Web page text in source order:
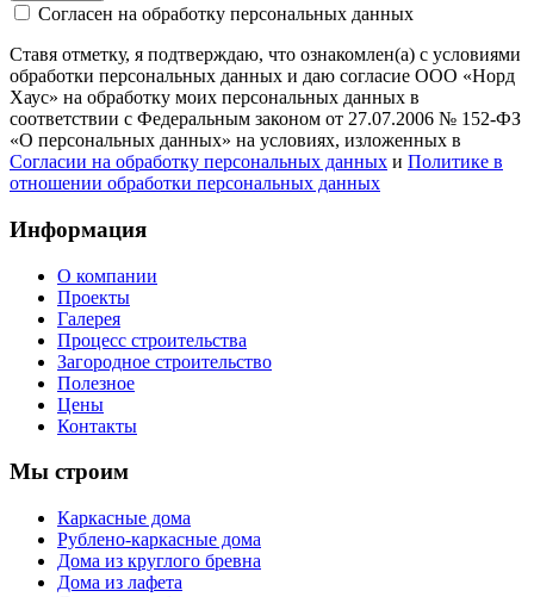
Согласен на обработку персональных данных
Ставя отметку, я подтверждаю, что ознакомлен(а) с условиями
обработки персональных данных и даю согласие ООО «Норд
Хаус» на обработку моих персональных данных в
соответствии с Федеральным законом от 27.07.2006 № 152-ФЗ
«О персональных данных» на условиях, изложенных в
Согласии на обработку персональных данных и Политике в
отношении обработки персональных данных
Информация
О компании
Проекты
Галерея
Процесс строительства
Загородное строительство
Полезное
Цены
Контакты
Мы строим
Каркасные дома
Рублено-каркасные дома
Дома из круглого бревна
Дома из лафета